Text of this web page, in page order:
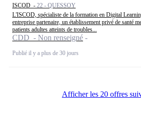
ISCOD - 22 - QUESSOY
L'ISCOD, spécialiste de la formation en Digital
entreprise partenaire, un établissement privé de santé
patients adultes atteints de troubles...
CDD - Non renseigné
Publié il y a plus de 30 jours
Afficher les 20 offres